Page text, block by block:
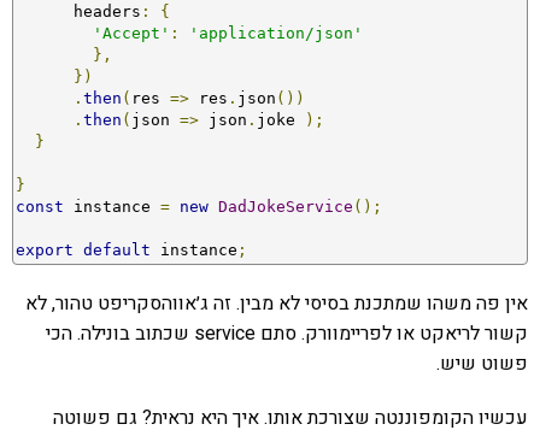
      headers
:
{
'Accept' :
'application/json'
},
})
. then ( res => res . json ())
. then ( json => json . joke
);
}
}
const instance = new DadJokeService ();
export default instance ;
אין פה משהו שמתכנת בסיסי לא מבין. זה ג׳אווהסקריפט טהור, לא
קשור לריאקט או לפריימוורק. סתם service שכתוב בונילה. הכי
פשוט שיש.
עכשיו הקומפוננטה שצורכת אותו. איך היא נראית? גם פשוטה